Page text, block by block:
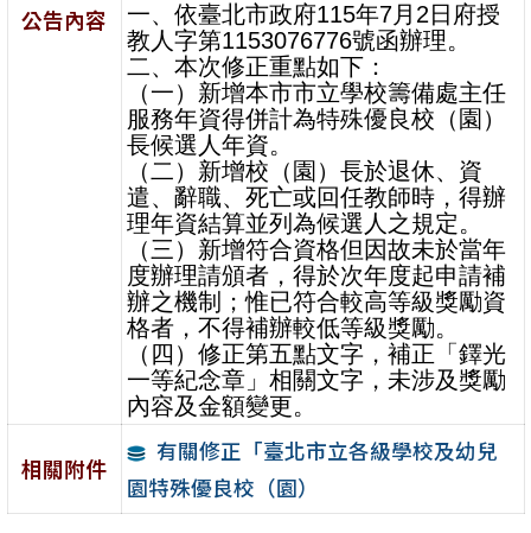
公告內容
一、依臺北市政府115年7月 2日府授
教人字第1153076776號函辦理。
二、本次修正重點如下：
（一）新增本市市立學校籌備處主任
服務年資得併計為特殊優良校（園）
長候選人年資。
（二）新增校（園）長於退休、資
遣、辭職、死亡或回任教師時，得辦
理年資結算並列為候選人之規定。
（三）新增符合資格但因故未於當年
度辦理請頒者，得於次年度起申請補
辦之機制；惟已符合較高等級獎勵資
格者，不得補辦較低等級獎勵。
（四）修正第五點文字，補正「鐸光
一等紀念章」相關文字，未涉及獎勵
內容及金額變更。
相關附件
有關修正「臺北市立各級學校及幼兒
園特殊優良校（園）